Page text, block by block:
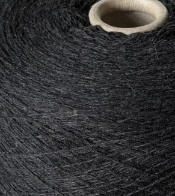
м/100 гантрацит
₽
100 г
cookie,